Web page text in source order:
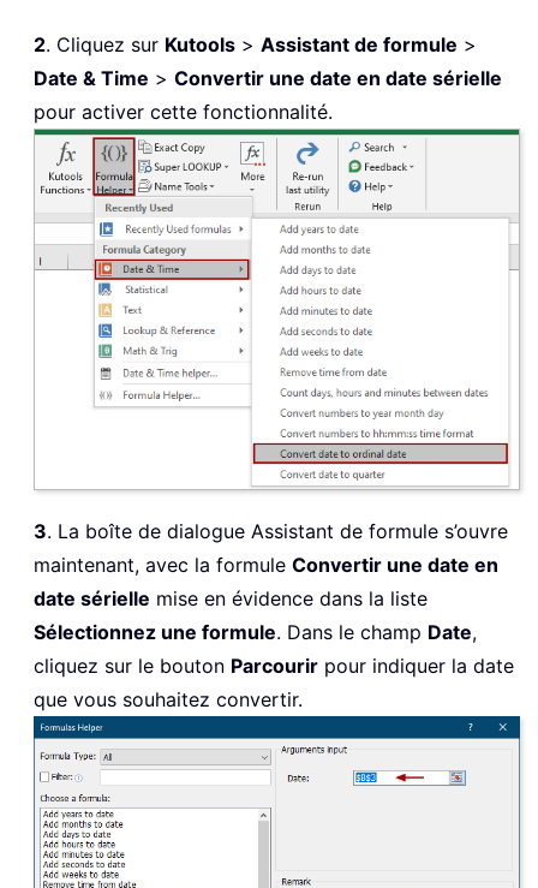
2. Cliquez sur Kutools > Assistant de formule >
Date & Time > Convertir une date en date sérielle
pour activer cette fonctionnalité.
3. La boîte de dialogue Assistant de formule s’ouvre
maintenant, avec la formule Convertir une date en
date sérielle mise en évidence dans la liste
Sélectionnez une formule. Dans le champ Date,
cliquez sur le bouton Parcourir pour indiquer la date
que vous souhaitez convertir.